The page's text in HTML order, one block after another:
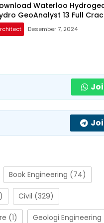
Waterloo
GeoAnalyst 13 Full
Desember 7, 2024
Book Engineering (74)
Civil (329)
(1) Geologi Engineering